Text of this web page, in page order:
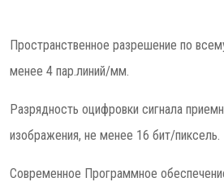
Пространственное разрешение по
менее 4 пар.линий/мм.
Разрядность оцифровки сигнала
изображения, не менее 16 бит/пиксель.
Современное Программное